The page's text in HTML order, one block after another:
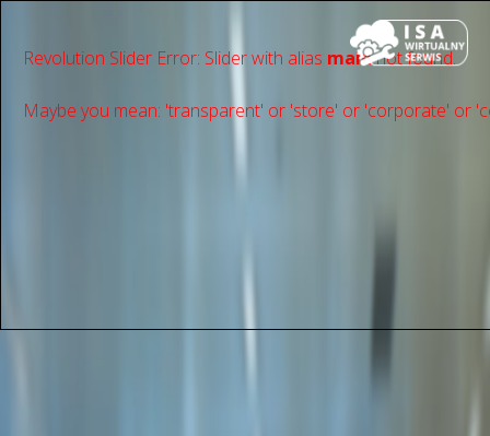
Revolution Slider Error: Slider with alias mainnot found.
Maybe you mean: 'transparent' or 'store' or 'сorporate' or